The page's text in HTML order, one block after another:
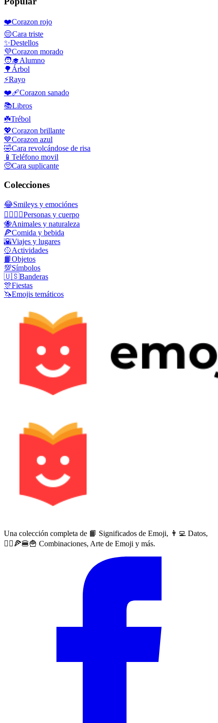
❤️Corazon rojo
😔Cara triste
✨Destellos
💜Corazon morado
🧑‍🎓Alumno
🌳 Árbol
⚡Rayo
❤️‍🩹Corazon sanado
📚Libros
☘️Trébol
💖Corazon brillante
💙Corazon azul
🤣Cara revolcándose de risa
📱 Teléfono movil
🥺Cara suplicante
Colecciones
😂Smileys y emociónes
👩‍❤️‍💋‍👨Personas y cuerpo
🐝Animales y naturaleza
🍕Comida y bebida
🌇Viajes y lugares
🥎Actividades
📙Objetos
💯Símbolos
🇺🇸Banderas
🎊Fiestas
🦄Emojis temáticos
Una colección completa de 📙 Significados de Emoji, 👨‍💻 Datos,
🙅‍♀️🍕🍔🍟 Combinaciones, Arte de Emoji y más.